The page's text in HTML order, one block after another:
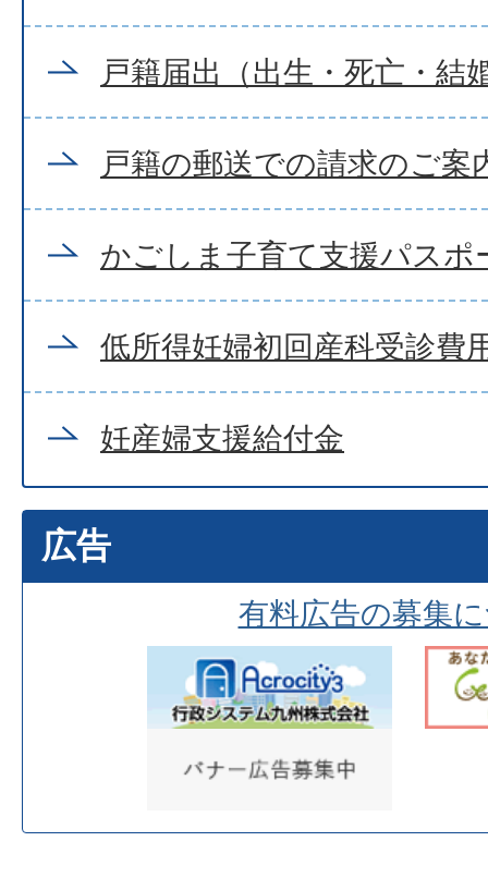
戸籍届出（出生・死亡・結
戸籍の郵送での請求のご案
かごしま子育て支援パスポ
低所得妊婦初回産科受診費
妊産婦支援給付金
広告
有料広告の募集